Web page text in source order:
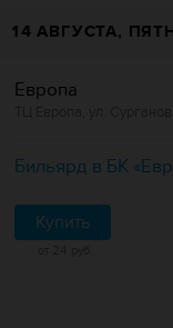
14 АВГУСТА,
Европа
Бильярд в БК
Купить